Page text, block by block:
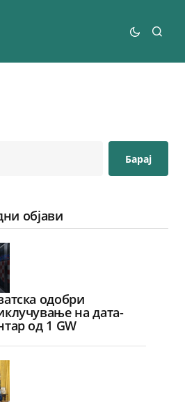
Барај
објави
одобри
на дата-
од 1 GW